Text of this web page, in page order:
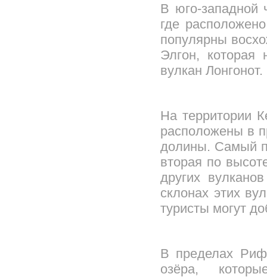
В юго-западной
где
популярны
Элгон, которая
вулкан Лонгонот.
На территории
расположены в
долины. Самый
вторая по
других
склонах этих
туристы могут
В пределах
озёра,